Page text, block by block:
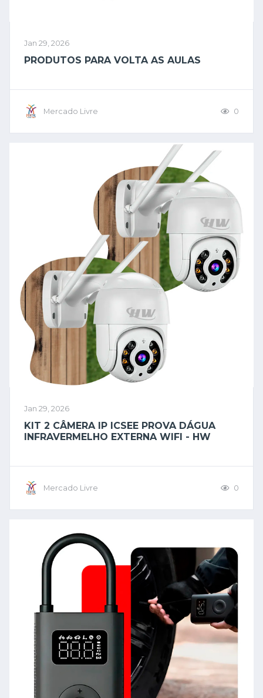
Jan 29, 2026
PRODUTOS PARA VOLTA AS AULAS
Mercado Livre 0
Jan 29, 2026
KIT 2 CÂMERA IP ICSEE PROVA DÁGUA
INFRAVERMELHO EXTERNA WIFI - HW
Mercado Livre 0